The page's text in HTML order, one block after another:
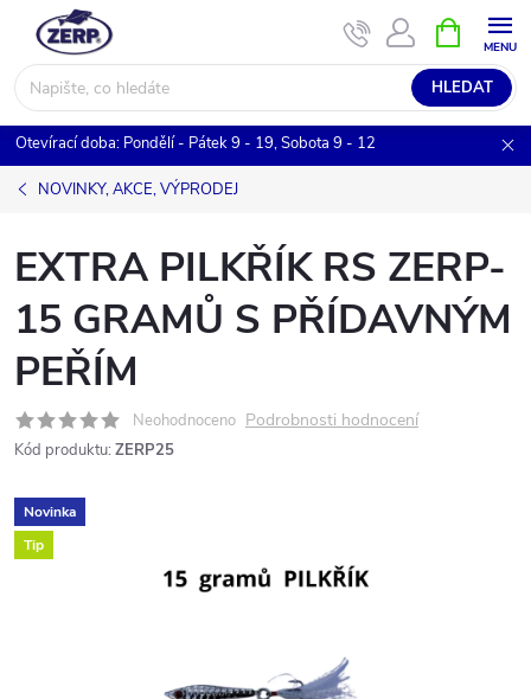
obsah
HLEDAT
NÁKUPNÍ
KOŠÍK
Otevírací doba: Pondělí - Pátek 9 - 19, Sobota 9 - 12
NOVINKY, AKCE, VÝPRODEJ
EXTRA PILKŘÍK RS ZERP-
15 GRAMŮ S PŘÍDAVNÝM
PEŘÍM
Neohodnoceno Podrobnosti hodnocení
Kód produktu: ZERP25
Novinka
Tip